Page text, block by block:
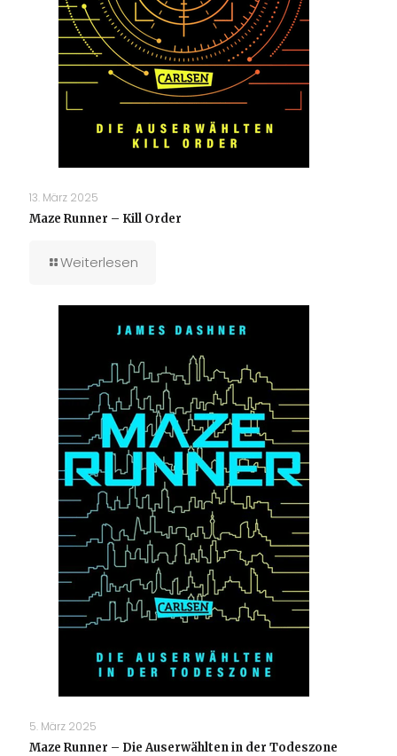
13. März 2025
Maze Runner – Kill Order
Weiterlesen
5. März 2025
Maze Runner – Die Auserwählten in der Todeszone